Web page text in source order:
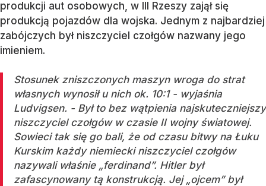
produkcji aut osobowych, w III Rzeszy zajął się
produkcją pojazdów dla wojska. Jednym z najbardziej
zabójczych był niszczyciel czołgów nazwany jego
imieniem.
Stosunek zniszczonych maszyn wroga do strat
własnych wynosił u nich ok. 10:1 - wyjaśnia
Ludvigsen. - Był to bez wątpienia najskuteczniejszy
niszczyciel czołgów w czasie II wojny światowej.
Sowieci tak się go bali, że od czasu bitwy na Łuku
Kurskim każdy niemiecki niszczyciel czołgów
nazywali właśnie „ferdinand”. Hitler był
zafascynowany tą konstrukcją. Jej „ojcem” był